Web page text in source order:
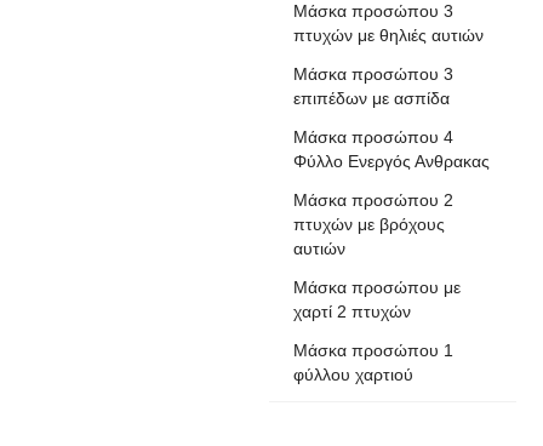
Μάσκα προσώπου 3
πτυχών με θηλιές αυτιών
Μάσκα προσώπου 3
επιπέδων με ασπίδα
Μάσκα προσώπου 4
Φύλλο Ενεργός Ανθρακας
Μάσκα προσώπου 2
πτυχών με βρόχους
αυτιών
Μάσκα προσώπου με
χαρτί 2 πτυχών
Μάσκα προσώπου 1
φύλλου χαρτιού